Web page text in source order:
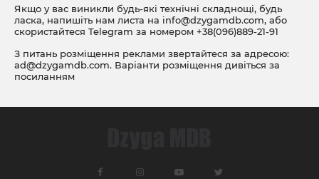
Якщо у вас виникли будь-які технічні складнощі, будь
ласка, напишіть нам листа на info@dzygamdb.com, або
скористайтеся Telegram за номером +38(096)889-21-91
З питань розміщення реклами звертайтеся за адресою:
ad@dzygamdb.com. Варіанти розміщення дивіться за
посиланням